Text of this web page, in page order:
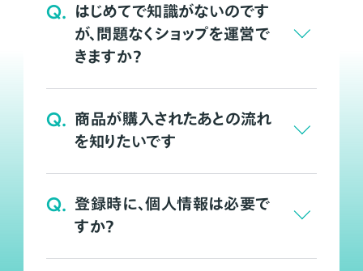
Q. はじめてで知識がないのです
が、問題なくショップを運営で
きますか？
Q. 商品が購入されたあとの流れ
を知りたいです
Q. 登録時に、個人情報は必要で
すか？